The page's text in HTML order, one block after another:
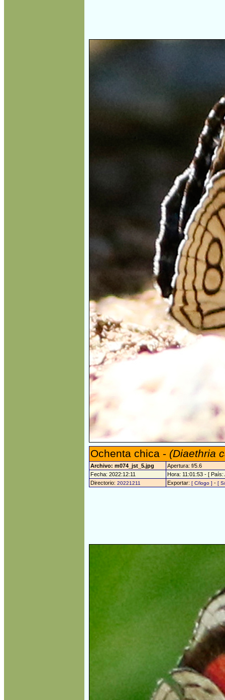
Ochenta chica - (Diaethria
Archivo: m074_jst_5.jpg
Apertura: f/5.6
Fecha: 2022:12:11
Hora: 11:01:53 - [ País:
Directorio: 20221211 Exportar: [ C/logo ] - [